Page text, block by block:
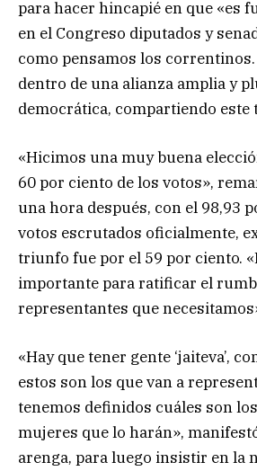
para hacer hincapié en que «es
en el Congreso diputados y
como pensamos los
dentro de una alianza amplia y
democrática, compartiendo este
«Hicimos una muy buena
60 por ciento de los votos»,
una hora después, con el 98,93
votos escrutados oficialmente,
triunfo fue por el 59 por ciento.
importante para ratificar el
representantes que
«Hay que tener gente ‘jaiteva’,
estos son los que van a
tenemos definidos cuáles son
mujeres que lo harán»,
arenga, para luego insistir en la